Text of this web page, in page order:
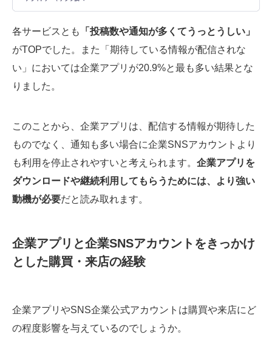
各サービスとも
「投稿数や通知が多くてうっとうしい」
がTOPでした。また「期待している情報が配信されな
い」においては企業アプリが20.9%と最も多い結果とな
りました。
このことから、企業アプリは、配信する情報が期待した
ものでなく、通知も多い場合に企業SNSアカウントより
も利用を停止されやすいと考えられます。 企業アプリを
ダウンロードや継続利用してもらうためには、より強い
動機が必要だと読み取れます。
企業アプリと企業SNSアカウントをきっかけ
とした購買・来店の経験
企業アプリやSNS企業公式アカウントは購買や来店にど
の程度影響を与えているのでしょうか。